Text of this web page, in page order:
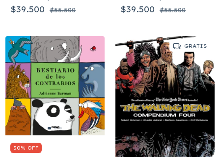
$39.500 $55.500 $39.500 $55.500
50% OFF
GRATIS